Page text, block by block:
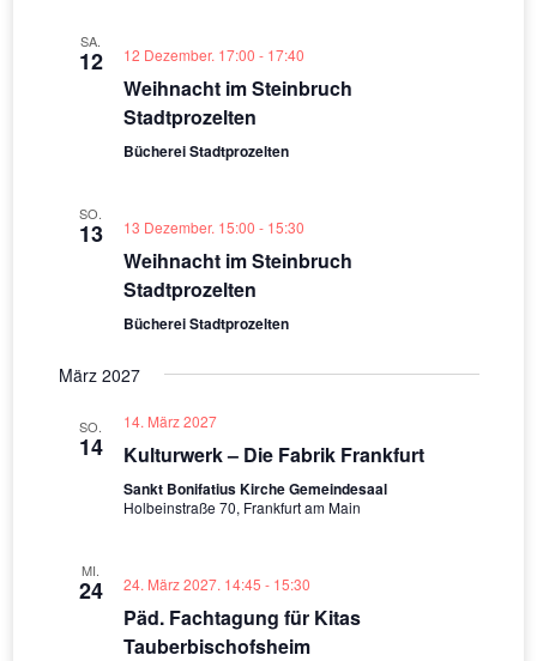
SA.
12 12 Dezember. 17:00 - 17:40
Weihnacht im Steinbruch
Stadtprozelten
Bücherei Stadtprozelten
SO.
13 13 Dezember. 15:00 - 15:30
Weihnacht im Steinbruch
Stadtprozelten
Bücherei Stadtprozelten
März 2027
SO.
14
14. März 2027
Kulturwerk – Die Fabrik Frankfurt
Sankt Bonifatius Kirche Gemeindesaal
Holbeinstraße 70, Frankfurt am Main
MI.
24 24. März 2027. 14:45 - 15:30
Päd. Fachtagung für Kitas
Tauberbischofsheim